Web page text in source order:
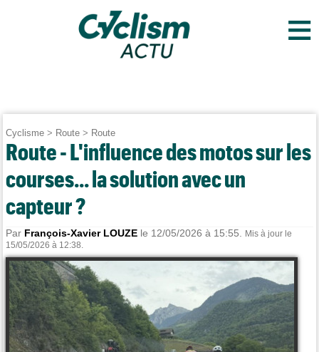
≡
Cyclisme > Route > Route
Route - L'influence des motos sur les
courses... la solution avec un
capteur ?
Par François-Xavier LOUZE le 12/05/2026 à 15:55.
Mis à jour le
15/05/2026 à 12:38.